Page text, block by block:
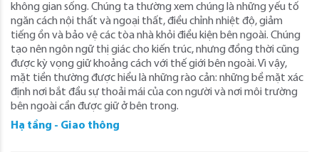
không gian sống. Chúng ta thường xem chúng là những yếu tố
ngăn cách nội thất và ngoại thất, điều chỉnh nhiệt độ, giảm
tiếng ồn và bảo vệ các tòa nhà khỏi điều kiện bên ngoài. Chúng
tạo nên ngôn ngữ thị giác cho kiến ​​trúc, nhưng đồng thời cũng
được kỳ vọng giữ khoảng cách với thế giới bên ngoài. Vì vậy,
mặt tiền thường được hiểu là những rào cản: những bề mặt xác
định nơi bắt đầu sự thoải mái của con người và nơi môi trường
bên ngoài cần được giữ ở bên trong.
Hạ tầng - Giao thông